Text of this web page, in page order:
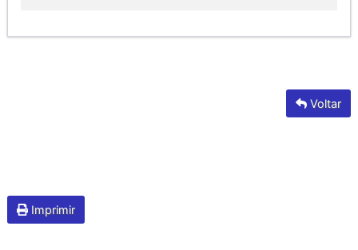
Voltar
Imprimir